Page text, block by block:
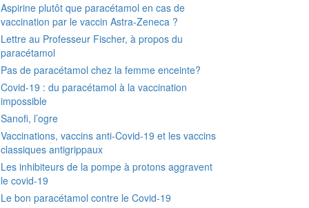
Aspirine plutôt que paracétamol en cas de
vaccination par le vaccin Astra-Zeneca ?
Lettre au Professeur Fischer, à propos du
paracétamol
Pas de paracétamol chez la femme enceinte?
Covid-19 : du paracétamol à la vaccination
impossible
Sanofi, l’ogre
Vaccinations, vaccins anti-Covid-19 et les vaccins
classiques antigrippaux
Les inhibiteurs de la pompe à protons aggravent
le covid-19
Le bon paracétamol contre le Covid-19